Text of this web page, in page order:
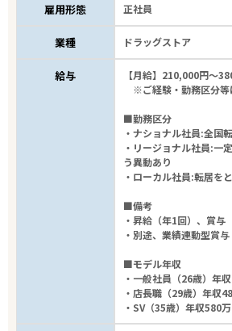
雇用形態 正社員
業種 ドラッグストア
給与
【月給】210,000円～
※ご経験・勤務区分等
■勤務区分
・ナショナル社員:全国
・リージョナル社員:一
う異動あり
・ローカル社員:転居を
■備考
・昇給（年1回）、賞与
・別途、業績連動型賞
■モデル年収
・一般社員（26歳）年
・店長職（29歳）年収
・SV（35歳）年収580